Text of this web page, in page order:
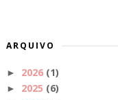
ARQUIVO
► 2026 (1)
► 2025 (6)